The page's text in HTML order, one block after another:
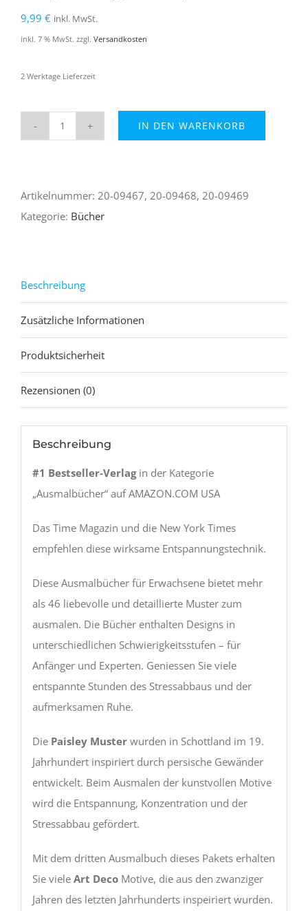
9,99 € inkl. MwSt.
inkl. 7 % MwSt. zzgl. Versandkosten
2 Werktage Lieferzeit
und
Entspannung
Menge
IN DEN WARENKORB
Artikelnummer: 20-09467, 20-09468, 20-09469
Kategorie: Bücher
Beschreibung
Zusätzliche Informationen
Produktsicherheit
Rezensionen (0)
Beschreibung
#1 Bestseller-Verlagin der Kategorie
„Ausmalbücher“ auf AMAZON.COM USA
Das Time Magazin und die New York Times
empfehlen diese wirksame Entspannungstechnik.
Diese Ausmalbücher für Erwachsene bietet mehr
als 46 liebevolle und detaillierte Muster zum
ausmalen. Die Bücher enthalten Designs in
unterschiedlichen Schwierigkeitsstufen – für
Anfänger und Experten. Geniessen Sie viele
entspannte Stunden des Stressabbaus und der
aufmerksamen Ruhe.
Die Paisley Musterwurden in Schottland im 19.
Jahrhundert inspiriert durch persische Gewänder
entwickelt. Beim Ausmalen der kunstvollen Motive
wird die Entspannung, Konzentration und der
Stressabbau gefördert.
Mit dem dritten Ausmalbuch dieses Pakets erhalten
Sie viele Art DecoMotive, die aus den zwanziger
Jahren des letzten Jahrhunderts inspeiriert wurden.